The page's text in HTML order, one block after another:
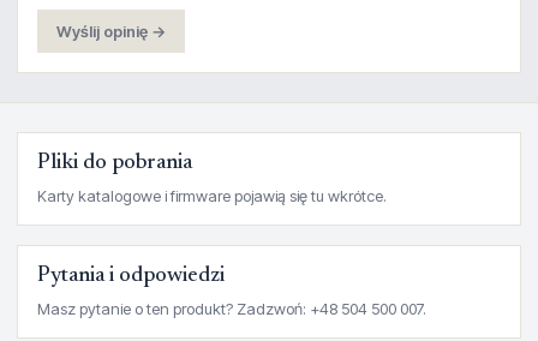
Wyślij opinię →
Pliki do pobrania
Karty katalogowe i firmware pojawią się tu wkrótce.
Pytania i odpowiedzi
Masz pytanie o ten produkt? Zadzwoń: +48 504 500 007.